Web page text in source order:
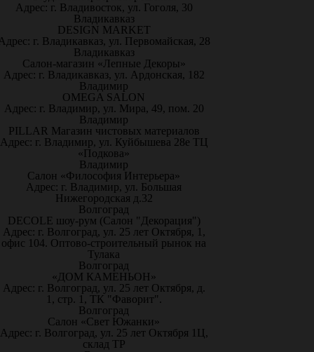
Адрес: г. Владивосток, ул. Гоголя, 30
Владикавказ
DESIGN MARKET
г. Владикавказ, ул. Первомайская, 28
Владикавказ
Салон-магазин «Лепные Декоры»
Адрес: г. Владикавказ, ул. Ардонская, 182
Владимир
OMEGA SALON
Адрес: г. Владимир, ул. Мира, 49, пом. 20
Владимир
PILLAR Магазин чистовых материалов
Адрес: г. Владимир, ул. Куйбышева 28е ТЦ
«Подкова»
Владимир
Салон «Философия Интерьера»
Адрес: г. Владимир, ул. Большая
Нижегородская д.32
Волгоград
DECOLE шоу-рум (Салон "Декорация")
Адрес: г. Волгоград, ул. 25 лет Октября, 1,
офис 104. Оптово-строительный рынок на
Тулака
Волгоград
«ДОМ КАМЕНЬОН»
Адрес: г. Волгоград, ул. 25 лет Октября, д.
1, стр. 1, ТК "Фаворит".
Волгоград
Салон «Свет Южанки»
Адрес: г. Волгоград, ул. 25 лет Октября 1Ц,
склад ТР